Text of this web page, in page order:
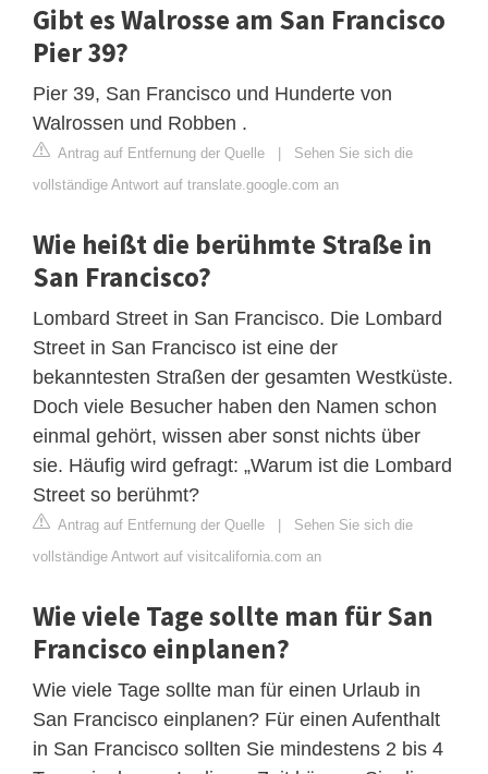
Gibt es Walrosse am San Francisco
Pier 39?
Pier 39, San Francisco und Hunderte von
Walrossen und Robben .
Antrag auf Entfernung der Quelle | Sehen Sie sich die
vollständige Antwort auf translate.google.com an
Wie heißt die berühmte Straße in
San Francisco?
Lombard Street in San Francisco. Die Lombard
Street in San Francisco ist eine der
bekanntesten Straßen der gesamten Westküste.
Doch viele Besucher haben den Namen schon
einmal gehört, wissen aber sonst nichts über
sie. Häufig wird gefragt: „Warum ist die Lombard
Street so berühmt?
Antrag auf Entfernung der Quelle | Sehen Sie sich die
vollständige Antwort auf visitcalifornia.com an
Wie viele Tage sollte man für San
Francisco einplanen?
Wie viele Tage sollte man für einen Urlaub in
San Francisco einplanen? Für einen Aufenthalt
in San Francisco sollten Sie mindestens 2 bis 4